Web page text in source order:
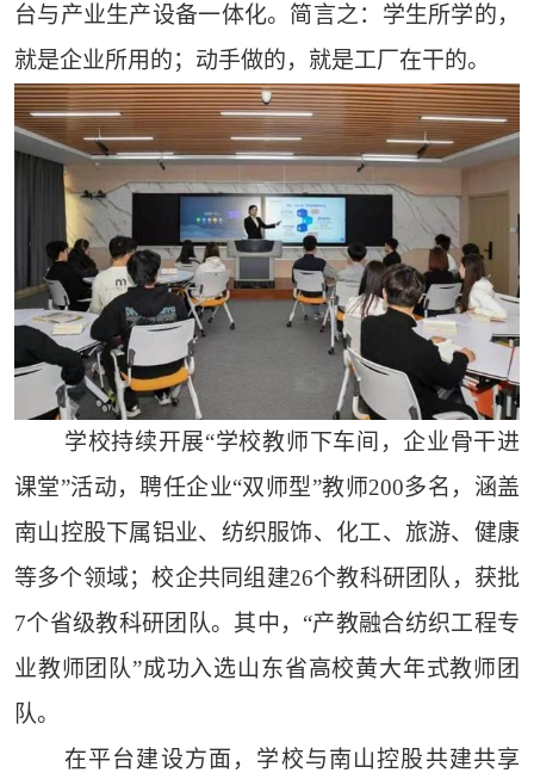
台与产业生产设备一体化。简言之：学生所学的，
就是企业所用的；动手做的，就是工厂在干的。
学校持续开展“学校教师下车间，企业骨干进
课堂”活动，聘任企业“双师型”教师200多名，涵盖
南山控股下属铝业、纺织服饰、化工、旅游、健康
等多个领域；校企共同组建26个教科研团队，获批
7个省级教科研团队。其中，“产教融合纺织工程专
业教师团队”成功入选山东省高校黄大年式教师团
队。
在平台建设方面，学校与南山控股共建共享